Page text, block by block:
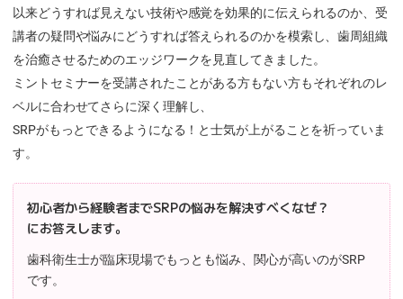
以来どうすれば見えない技術や感覚を効果的に伝えられるのか、受
講者の疑問や悩みにどうすれば答えられるのかを模索し、歯周組織
を治癒させるためのエッジワークを見直してきました。
ミントセミナーを受講されたことがある方もない方もそれぞれのレ
ベルに合わせてさらに深く理解し、
SRPがもっとできるようになる！と士気が上がることを祈っていま
す。
初心者から経験者までSRPの悩みを解決すべくなぜ？
にお答えします。
歯科衛生士が臨床現場でもっとも悩み、関心が高いのがSRP
です。